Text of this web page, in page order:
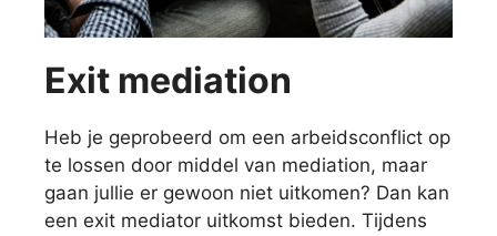
Exit mediation
Heb je geprobeerd om een arbeidsconflict op
te lossen door middel van mediation, maar
gaan jullie er gewoon niet uitkomen? Dan kan
een exit mediator uitkomst bieden. Tijdens